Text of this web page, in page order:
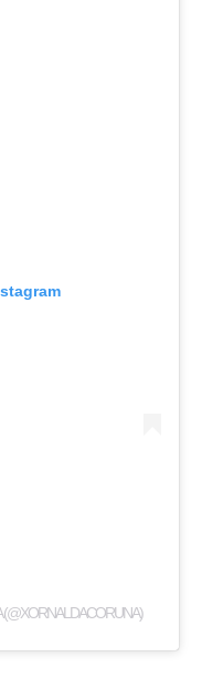
(@XORNALDACORUNA)